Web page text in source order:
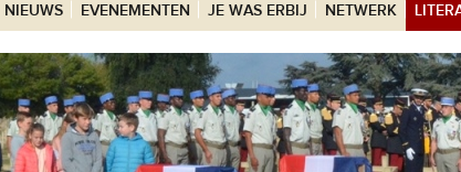
NIEUWS EVENEMENTEN JE WAS ERBIJ NETWERK